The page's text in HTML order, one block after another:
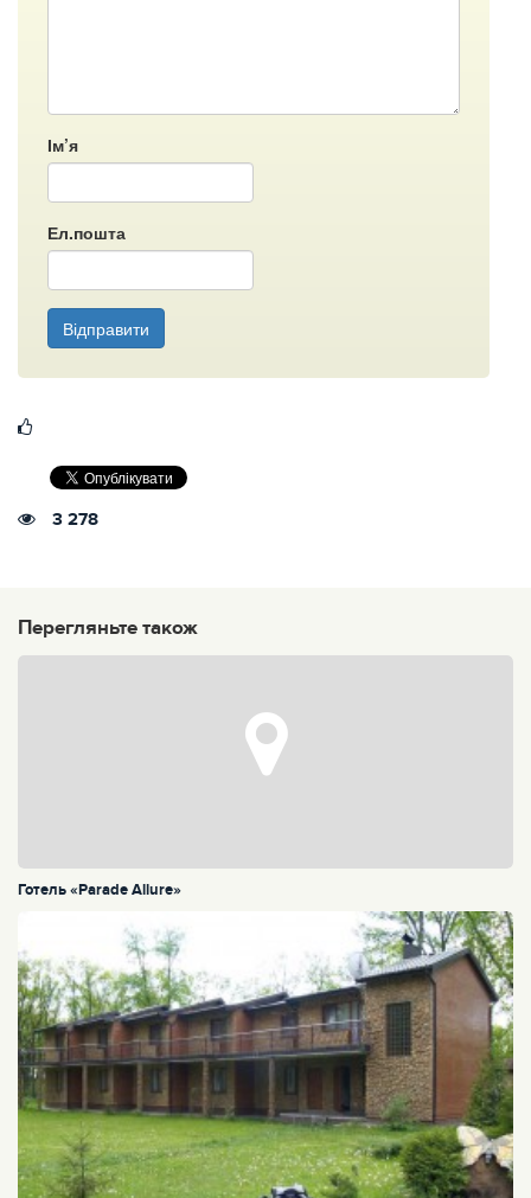
Ім’я
Ел.пошта
Відправити
3 278
Перегляньте також
Готель «Parade Allure»